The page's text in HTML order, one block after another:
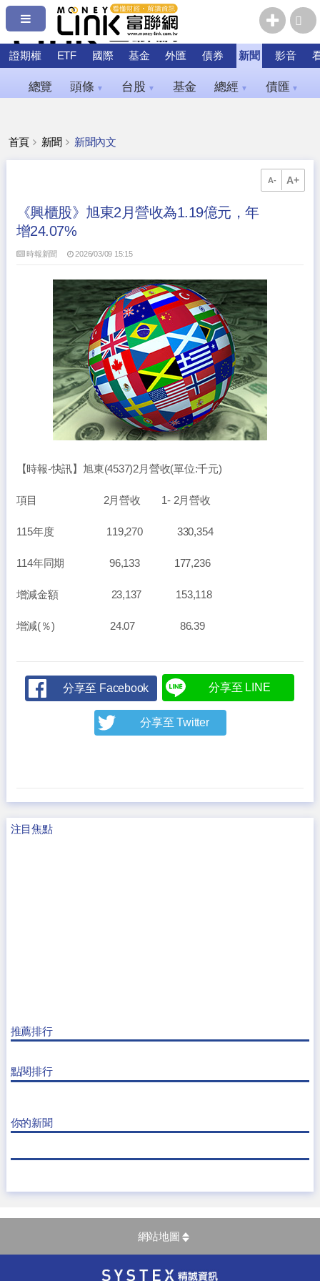
證期權 ETF 國際 基金 外匯 債券 新聞 影音
總覽 頭條 ▼ 台股 ▼ 基金 總經 ▼ 債匯 ▼
首頁 新聞 新聞內文
A- A+
《興櫃股》旭東2月營收為1.19億元，年
增24.07%
時報新聞 2026/03/09 15:15
【時報-快訊】旭東(4537)2月營收(單位:千元)
項目 2月營收 1- 2月營收
115年度 119,270 330,354
114年同期 96,133 177,236
增減金額 23,137 153,118
增減(％) 24.07 86.39
分享至 Facebook 分享至 LINE
分享至 Twitter
注目焦點
推薦排行
點閱排行
你的新聞
網站地圖